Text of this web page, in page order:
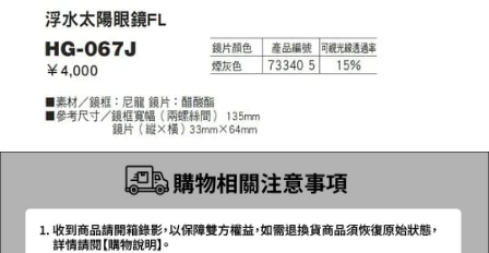
1.分期款項不併入電信帳單，「大哥付你分期」於每月結算日後寄送繳費提
醒簡訊。
2.透過簡訊連結打開帳單後，可選擇「超商條碼／台灣大直營門市／銀行轉
帳／街口支付／iPASS MONEY」等通路繳費。
【注意事項】
1.本服務係由「台灣大哥大股份有限公司」（以下簡稱本公司）所提供，讓
買賣價金債權讓與本公司後，依約使用本公司帳單繳交帳款。
2.基於同意付款使用「大哥付你分期」之契約關係目的，商店將以您的個人
資料（包含姓名、電話或地址）提供予台灣大哥大進項蒐集、處理及利用，
由本公司與您本人進行分期帳單所需資料之確認、核對及更正。
3.完整用戶服務條款，請詳閱以下連結：
【「AFTEE先享後付」結帳流程】
１．於結帳方式選擇「AFTEE先享後付」後，將跳轉至「AFTEE先享後付」
結帳頁面，進行簡訊認證並確認金額後，即可完成結帳。
２．訂單成立數日內，您將收到繳費通知簡訊。
３．收到繳費通知簡訊後14天內，點擊此簡訊中的連結，可透過四大超商／
ATM／網路銀行／等多元方式進行付款，方視為交易完成。
※ 請注意：結帳手續完成當下不需立刻繳費，但若您需要取消訂單，請聯絡
購買商品的店家。未經商家同意取消之訂單仍視為有效，需透過AFTEE先享
後付繳納相關費用。
※ 交易是否成功請以「AFTEE先享後付 」之結帳頁面顯示為準，若有關於
是否繳費成功／繳費後需取消欲退款等相關疑問，請聯繫「AFTEE先享後付
客戶支援中心」https://netprotections.freshdesk.com/support/home
全家取貨付款
每筆NT$60，滿NT$1,200(含以上)免運費
付款後全家取貨
每筆NT$60，滿NT$1,200(含以上)免運費
每筆NT$60，滿NT$1,200(含以上)免運費
付款後7-11取貨